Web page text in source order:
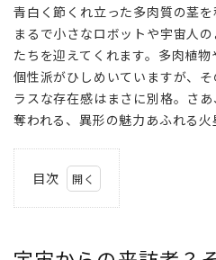
青白く節くれ立った多肉質の茎を
まるで小さなロボットや宇宙人
たちを迎えてくれます。多肉植
個性派がひしめいていますが、
ラスな存在感はまさに別格。さ
奪われる、異形の魅力あふれる火
目次